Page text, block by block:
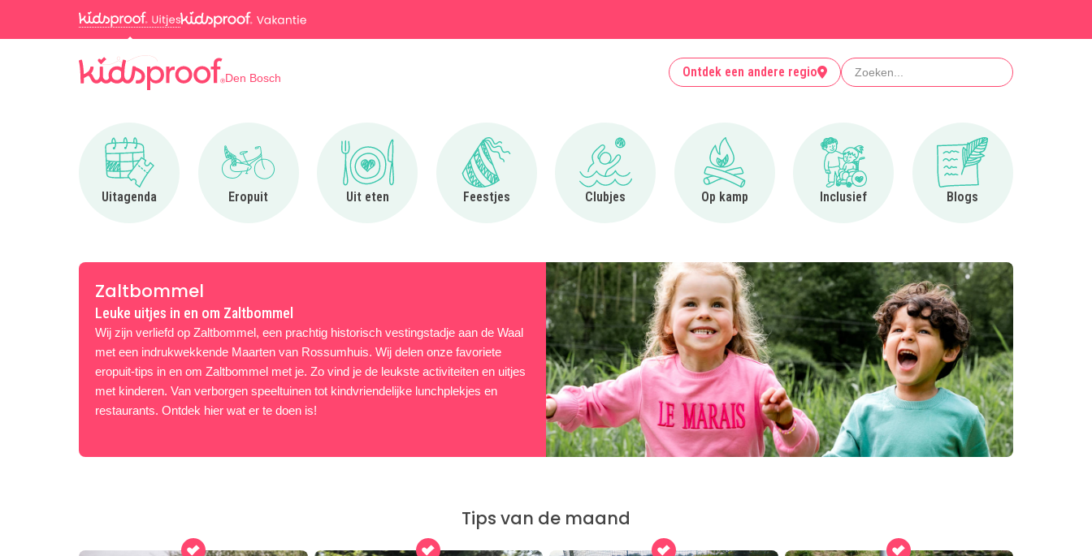
Den Bosch Ontdek een andere regio Zoeken
Uitagenda
Ga naar Uitagenda
Eropuit
Ga naar Eropuit
Uit eten
Ga naar Uit eten
Feestjes
Ga naar Feestjes
Clubjes
Ga naar Clubjes
Op kamp
Ga naar Op kamp
Inclusief
Ga naar Inclusief
Blogs
Ga naar Blogs
Zaltbommel
Leuke uitjes in en om Zaltbommel
Wij zijn verliefd op Zaltbommel, een prachtig historisch vestingstadje aan de Waal
met een indrukwekkende Maarten van Rossumhuis. Wij delen onze favoriete
eropuit-tips in en om Zaltbommel met je. Zo vind je de leukste activiteiten en uitjes
met kinderen. Van verborgen speeltuinen tot kindvriendelijke lunchplekjes en
restaurants. Ontdek hier wat er te doen is!
Tips van de maand